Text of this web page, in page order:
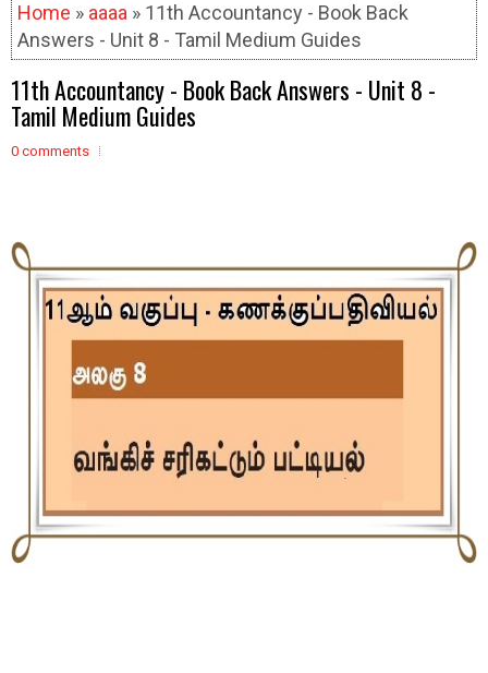
Home » aaaa » 11th Accountancy - Book Back
Answers - Unit 8 - Tamil Medium Guides
11th Accountancy - Book Back Answers - Unit 8 -
Tamil Medium Guides
0 comments